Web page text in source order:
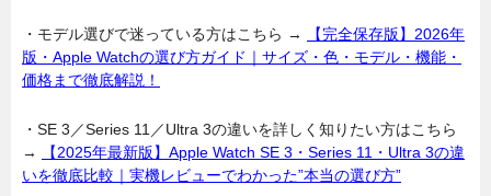
・モデル選びで迷っている方はこちら →
【完全保存版】2026年
版・Apple Watchの選び方ガイド｜サイズ・色・モデル・機能・
価格まで徹底解説！
・SE 3／Series 11／Ultra 3の違いを詳しく知りたい方はこちら
→
【2025年最新版】Apple Watch SE 3・Series 11・Ultra 3の違
いを徹底比較｜実機レビューでわかった”本当の選び方”